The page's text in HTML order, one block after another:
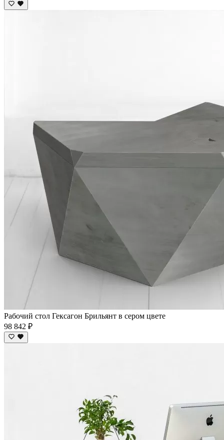
Рабочий стол Гексагон Брильянт в сером цвете
98 842 ₽